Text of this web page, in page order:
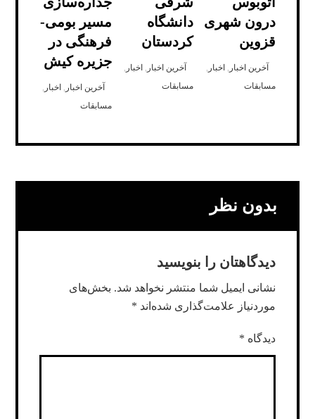
درون شهری
قزوین
آخرین اخبار , اخبار ,
مسابقات
دانشگاه
کردستان
آخرین اخبار , اخبار ,
مسابقات
مسیر بومی-
فرهنگی در
جزیره کیش
آخرین اخبار , اخبار ,
مسابقات
بدون نظر
دیدگاهتان را بنویسید
نشانی ایمیل شما منتشر نخواهد شد. بخش‌های
موردنیاز علامت‌گذاری شده‌اند *
دیدگاه *